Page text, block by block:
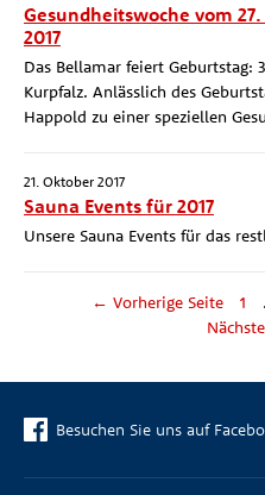
Gesundheitswoche vom
2017
Das Bellamar feiert Geburtstag:
Kurpfalz. Anlässlich des
Happold zu einer speziellen
21. Oktober 2017
Sauna Events für 2017
Unsere Sauna Events für das
← Vorherige Seite 1
Besuchen Sie uns auf